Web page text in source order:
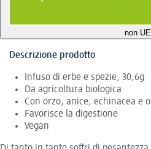
non UE
Descrizione prodotto
Infuso di erbe e spezie, 30,6g
Da agricoltura biologica
Con orzo, anice, echinacea e
Favorisce la digestione
Vegan